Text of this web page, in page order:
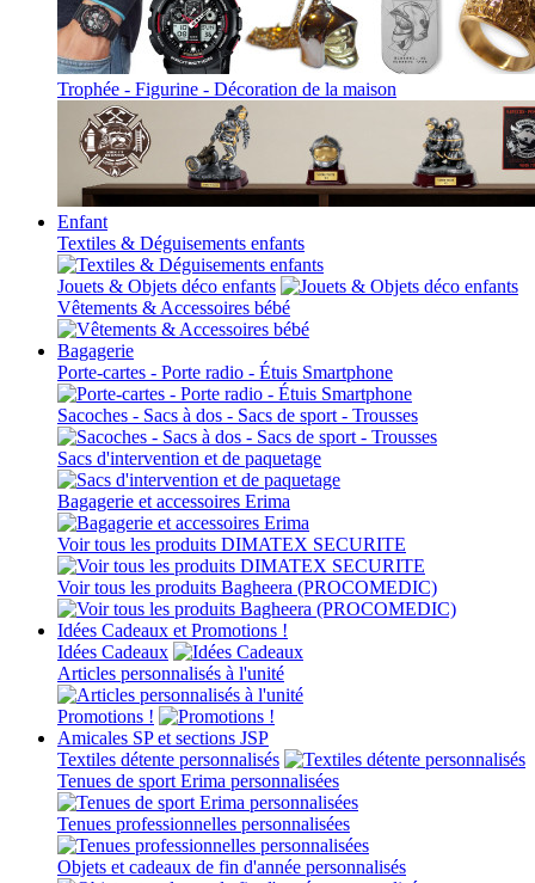
Trophée - Figurine - Décoration de la maison
Enfant
Textiles & Déguisements enfants
Jouets & Objets déco enfants
Vêtements & Accessoires bébé
Bagagerie
Porte-cartes - Porte radio - Étuis Smartphone
Sacoches - Sacs à dos - Sacs de sport - Trousses
Sacs d'intervention et de paquetage
Bagagerie et accessoires Erima
Voir tous les produits DIMATEX SECURITE
Voir tous les produits Bagheera (PROCOMEDIC)
Idées Cadeaux et Promotions !
Idées Cadeaux
Articles personnalisés à l'unité
Promotions !
Amicales SP et sections JSP
Textiles détente personnalisés
Tenues de sport Erima personnalisées
Tenues professionnelles personnalisées
Objets et cadeaux de fin d'année personnalisés